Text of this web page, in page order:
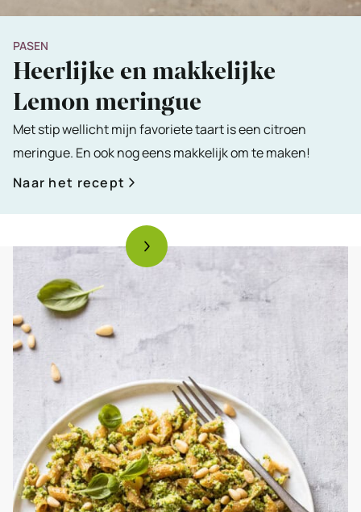
PASEN
Heerlijke en makkelijke
Lemon meringue
Met stip wellicht mijn favoriete taart is een citroen
meringue. En ook nog eens makkelijk om te maken!
Naar het recept